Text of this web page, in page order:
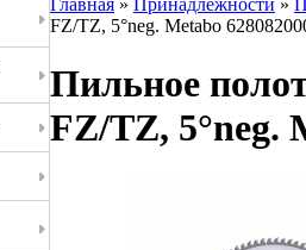
Главная » Принадлежности »
FZ/TZ, 5°neg. Metabo
Пильное
FZ/TZ, 5°neg.